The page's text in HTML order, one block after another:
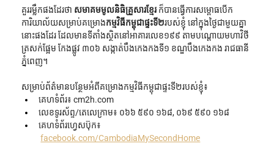
គួររម្លឹកផងដែរថា សមាគមមូលនិធិគ្រួសារខ្មែរ ក៏បានធ្វើការសម្ពោធបើក
ការិយាល័យសម្រាប់គម្រោងកម្មវិធីកម្ពុជាផ្ទះទី២របស់ខ្ញុំ នៅក្នុងថ្ងៃជាមួយគ្នា
នោះផងដែរ ដែលមានទីតាំងស្ថិតនៅអាគារលេខ១៩៩ តាមបណ្ដោយមហាវិថី
ត្រសក់ផ្អែម កែងផ្លូវ ៣០៦ សង្កាត់បឹងកេងកងទី១ ខណ្ឌបឹងកេងកង រាជធានី
ភ្នំពេញ។
សម្រាប់ព័ត៌មានបន្ថែមអំពីគម្រោងកម្មវិធីកម្ពុជាផ្ទះទី២របស់ខ្ញុំ៖
គេហទំព័រ៖ cm2h.com
លេខទូរស័ព្ទ/តេលេក្រាម៖ ០៦៦ ៥៩០ ១៦៨​, ០៦៩ ៥៩០ ១៦៨
គេហទំព័រហ្វេសប៊ុក៖​
facebook.com/CambodiaMySecondHome